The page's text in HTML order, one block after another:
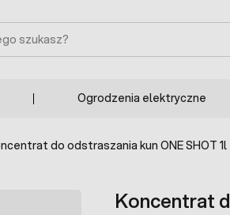
Ogrodzenia elektryczne
do odstraszania kun ONE SHOT 1l
Koncentrat